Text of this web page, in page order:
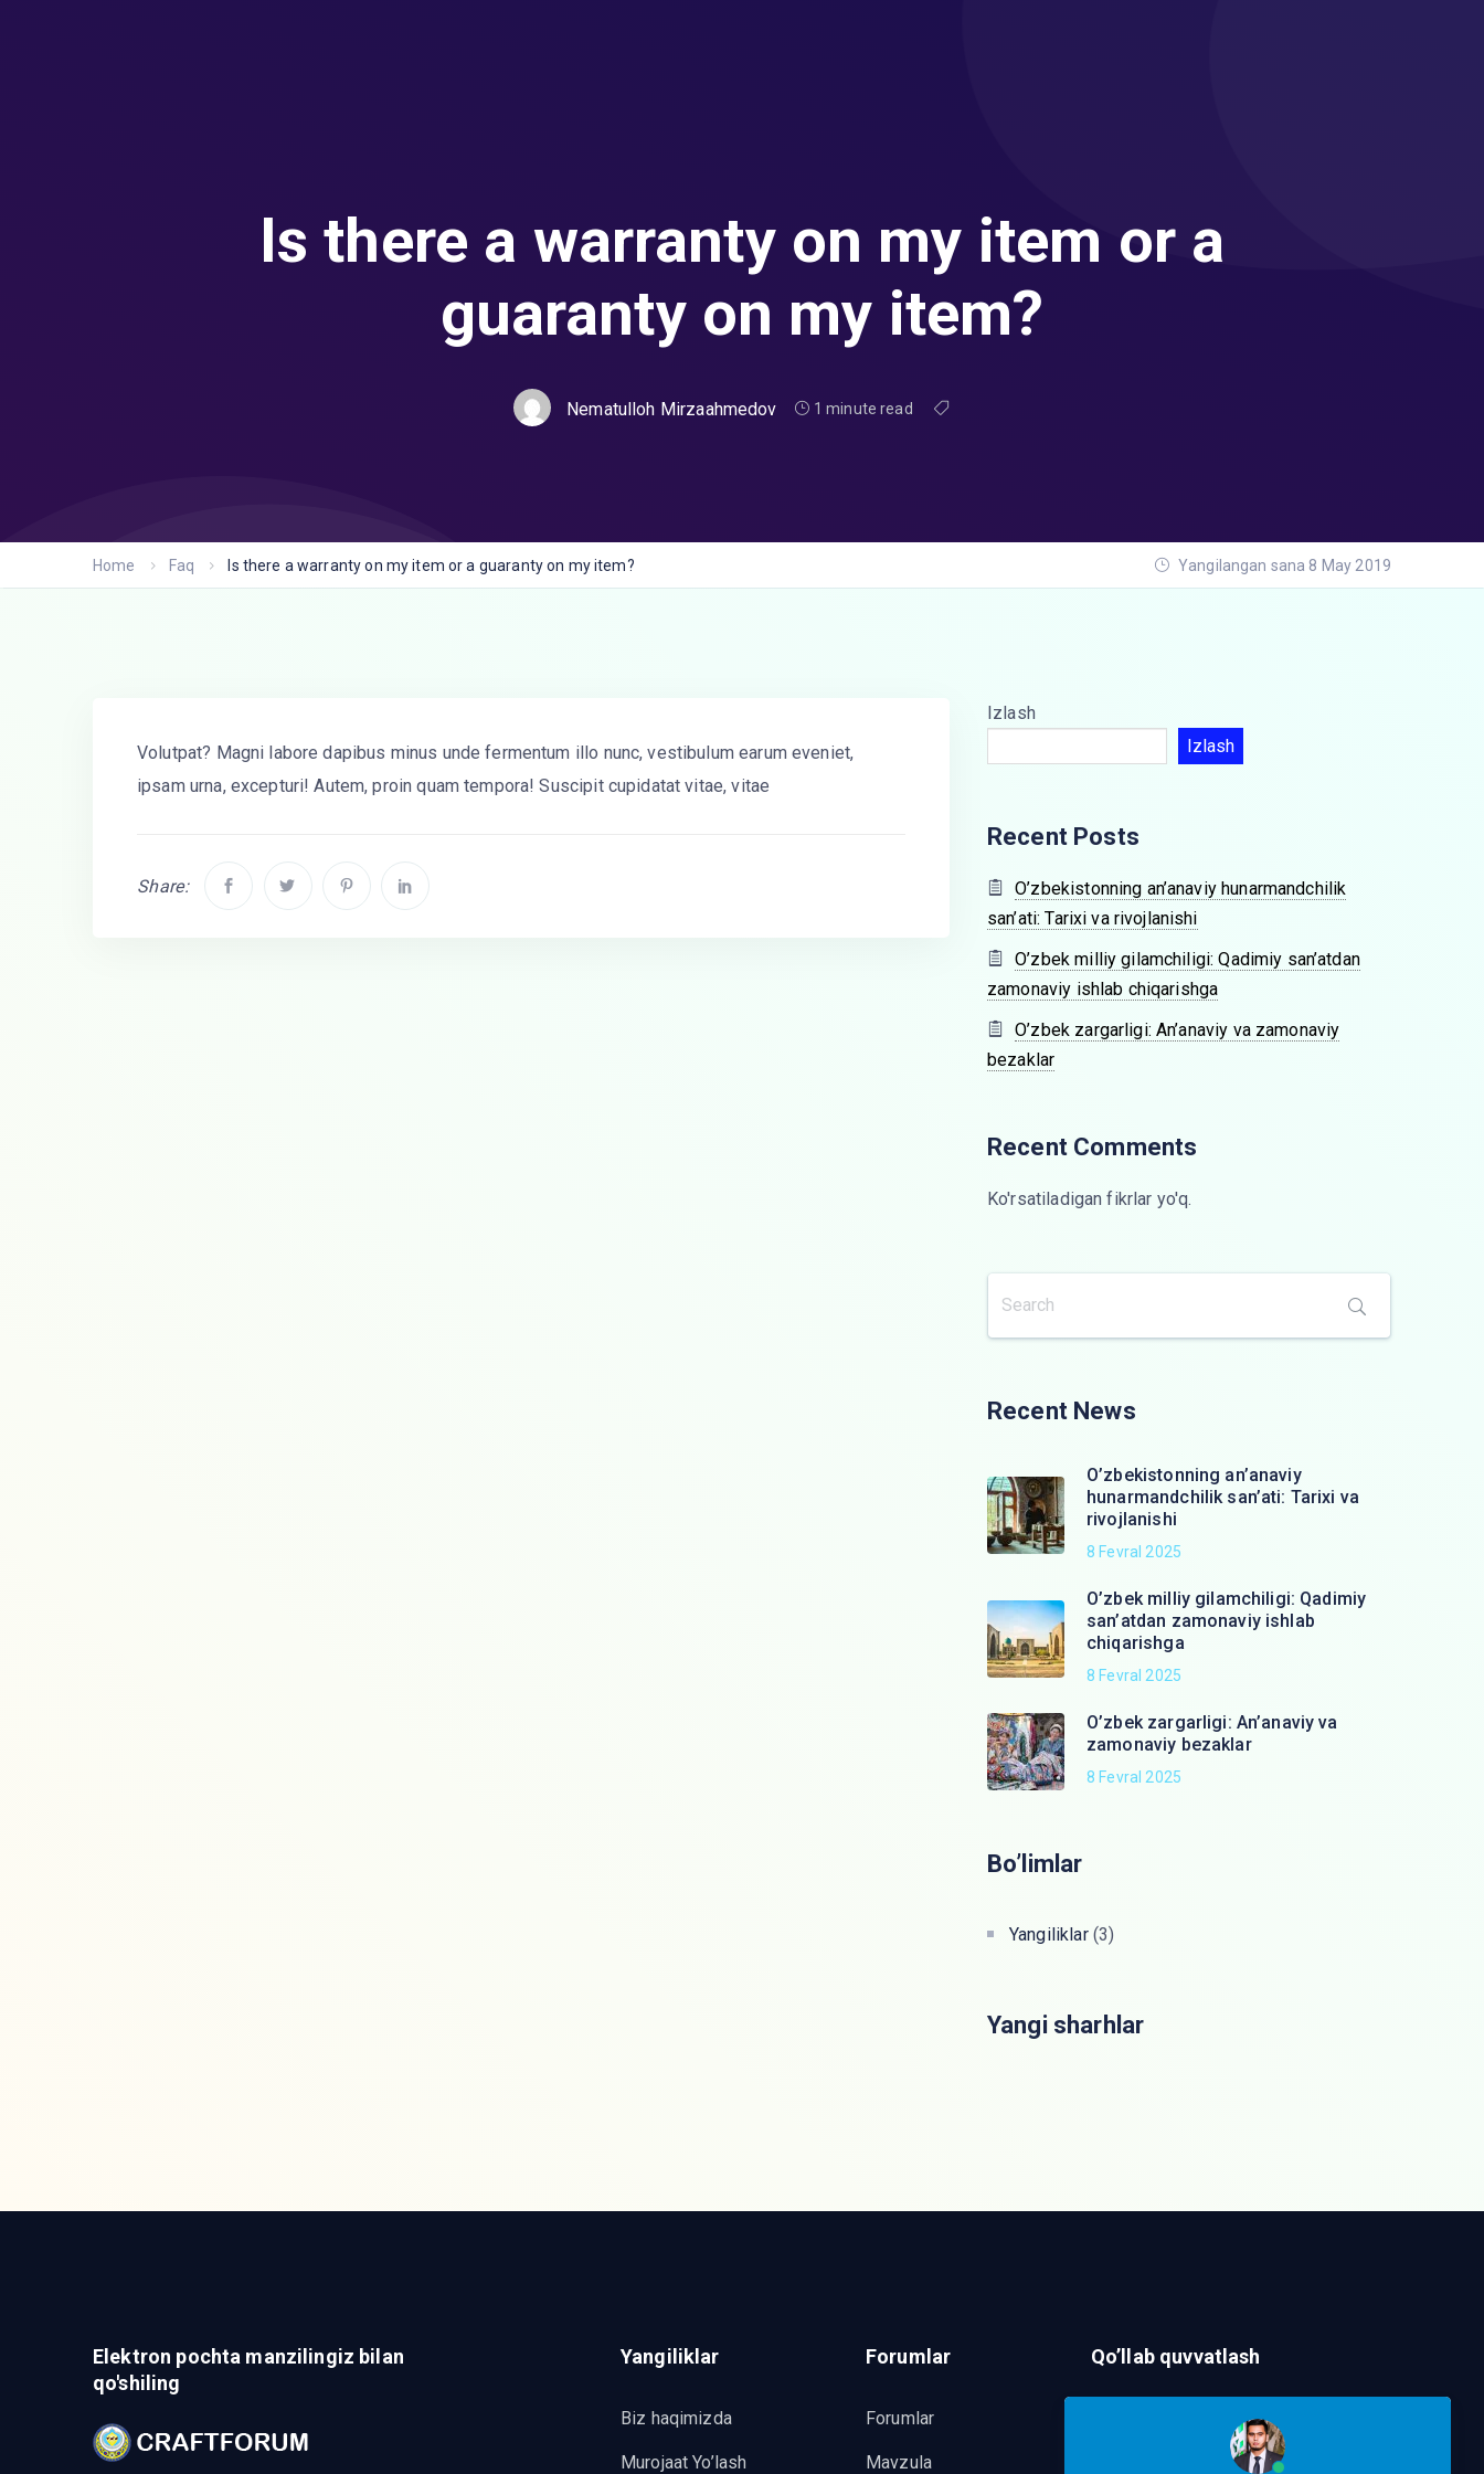
Is there a warranty on my item or a
guaranty on my item?
Nematulloh Mirzaahmedov 1 minute read
Home Faq Is there a warranty on my item or a guaranty on my item? Yangilangan sana 8 May 2019
Volutpat? Magni labore dapibus minus unde fermentum illo nunc, vestibulum earum eveniet,
ipsam urna, excepturi! Autem, proin quam tempora! Suscipit cupidatat vitae, vitae
Share:
Izlash
Izlash
Recent Posts
O’zbekistonning an’anaviy hunarmandchilik
san’ati: Tarixi va rivojlanishi
O’zbek milliy gilamchiligi: Qadimiy san’atdan
zamonaviy ishlab chiqarishga
O’zbek zargarligi: An’anaviy va zamonaviy
bezaklar
Recent Comments
Ko'rsatiladigan fikrlar yo'q.
Recent News
O’zbekistonning an’anaviy
hunarmandchilik san’ati: Tarixi va
rivojlanishi
8 Fevral 2025
O’zbek milliy gilamchiligi: Qadimiy
san’atdan zamonaviy ishlab
chiqarishga
8 Fevral 2025
O’zbek zargarligi: An’anaviy va
zamonaviy bezaklar
8 Fevral 2025
Bo’limlar
Yangiliklar(3)
Yangi sharhlar
Elektron pochta manzilingiz bilan
qo'shiling
Yangiliklar
Biz haqimizda
Murojaat Yo’lash
Forumlar
Forumlar
Mavzula
Qo’llab quvvatlash
Telegram orqalik murojaat yo’lash